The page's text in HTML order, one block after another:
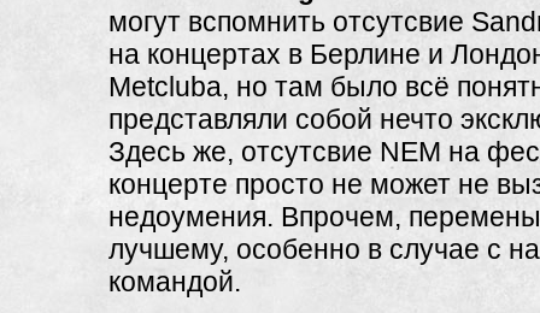
могут вспомнить отсутсвие
на концертах в Берлине и
Metcluba, но там было всё
представляли собой нечто
Здесь же, отсутсвие NEM на
концерте просто не может не
недоумения. Впрочем, перемены
лучшему, особенно в случае с
командой.